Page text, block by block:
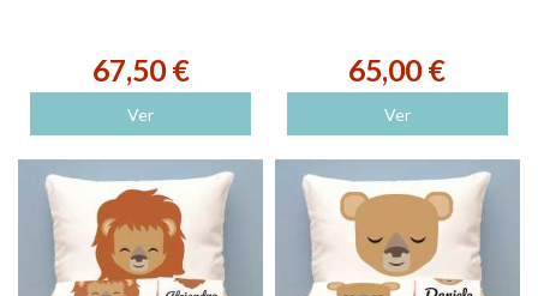
67,50 €
Ver
65,00 €
Ver